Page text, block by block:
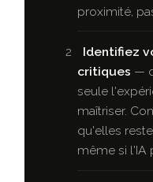
proximité,
Identifiez
critiques —
seule
maîtriser.
qu'elles
même si l'IA